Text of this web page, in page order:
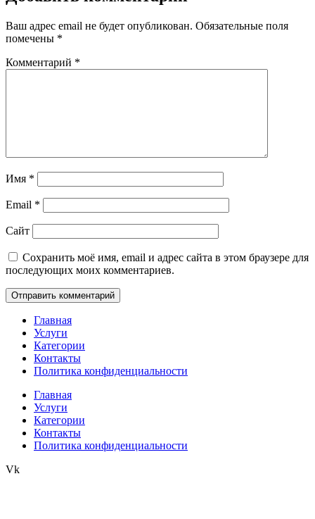
Ваш адрес email не будет опубликован. Обязательные поля
помечены *
Комментарий *
Имя *
Email *
Сайт
Сохранить моё имя, email и адрес сайта в этом браузере для
последующих моих комментариев.
Главная
Услуги
Категории
Контакты
Политика конфиденциальности
Главная
Услуги
Категории
Контакты
Политика конфиденциальности
Vk